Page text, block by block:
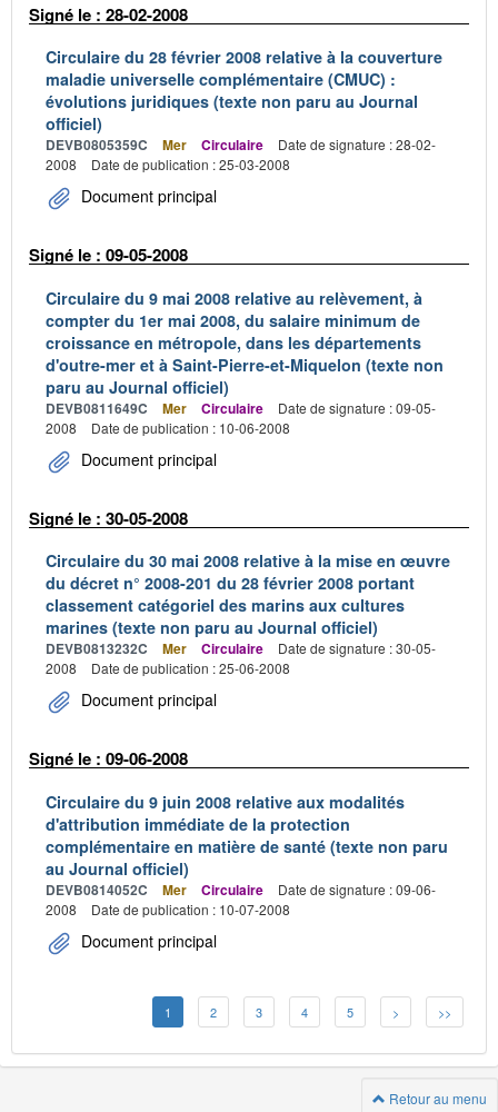
Signé le : 28-02-2008
Circulaire du 28 février 2008 relative à la couverture
maladie universelle complémentaire (CMUC) :
évolutions juridiques (texte non paru au Journal
officiel)
DEVB0805359C Mer Circulaire
Date de signature : 28-02-
2008
Date de publication : 25-03-2008
Document principal
Signé le : 09-05-2008
Circulaire du 9 mai 2008 relative au relèvement, à
compter du 1er mai 2008, du salaire minimum de
croissance en métropole, dans les départements
d'outre-mer et à Saint-Pierre-et-Miquelon (texte non
paru au Journal officiel)
DEVB0811649C Mer Circulaire
Date de signature : 09-05-
2008
Date de publication : 10-06-2008
Document principal
Signé le : 30-05-2008
Circulaire du 30 mai 2008 relative à la mise en œuvre
du décret n° 2008-201 du 28 février 2008 portant
classement catégoriel des marins aux cultures
marines (texte non paru au Journal officiel)
DEVB0813232C Mer Circulaire
Date de signature : 30-05-
2008
Date de publication : 25-06-2008
Document principal
Signé le : 09-06-2008
Circulaire du 9 juin 2008 relative aux modalités
d'attribution immédiate de la protection
complémentaire en matière de santé (texte non paru
au Journal officiel)
DEVB0814052C Mer Circulaire
Date de signature : 09-06-
2008
Date de publication : 10-07-2008
Document principal
1 2 3 4 5 > >>
Retour au menu